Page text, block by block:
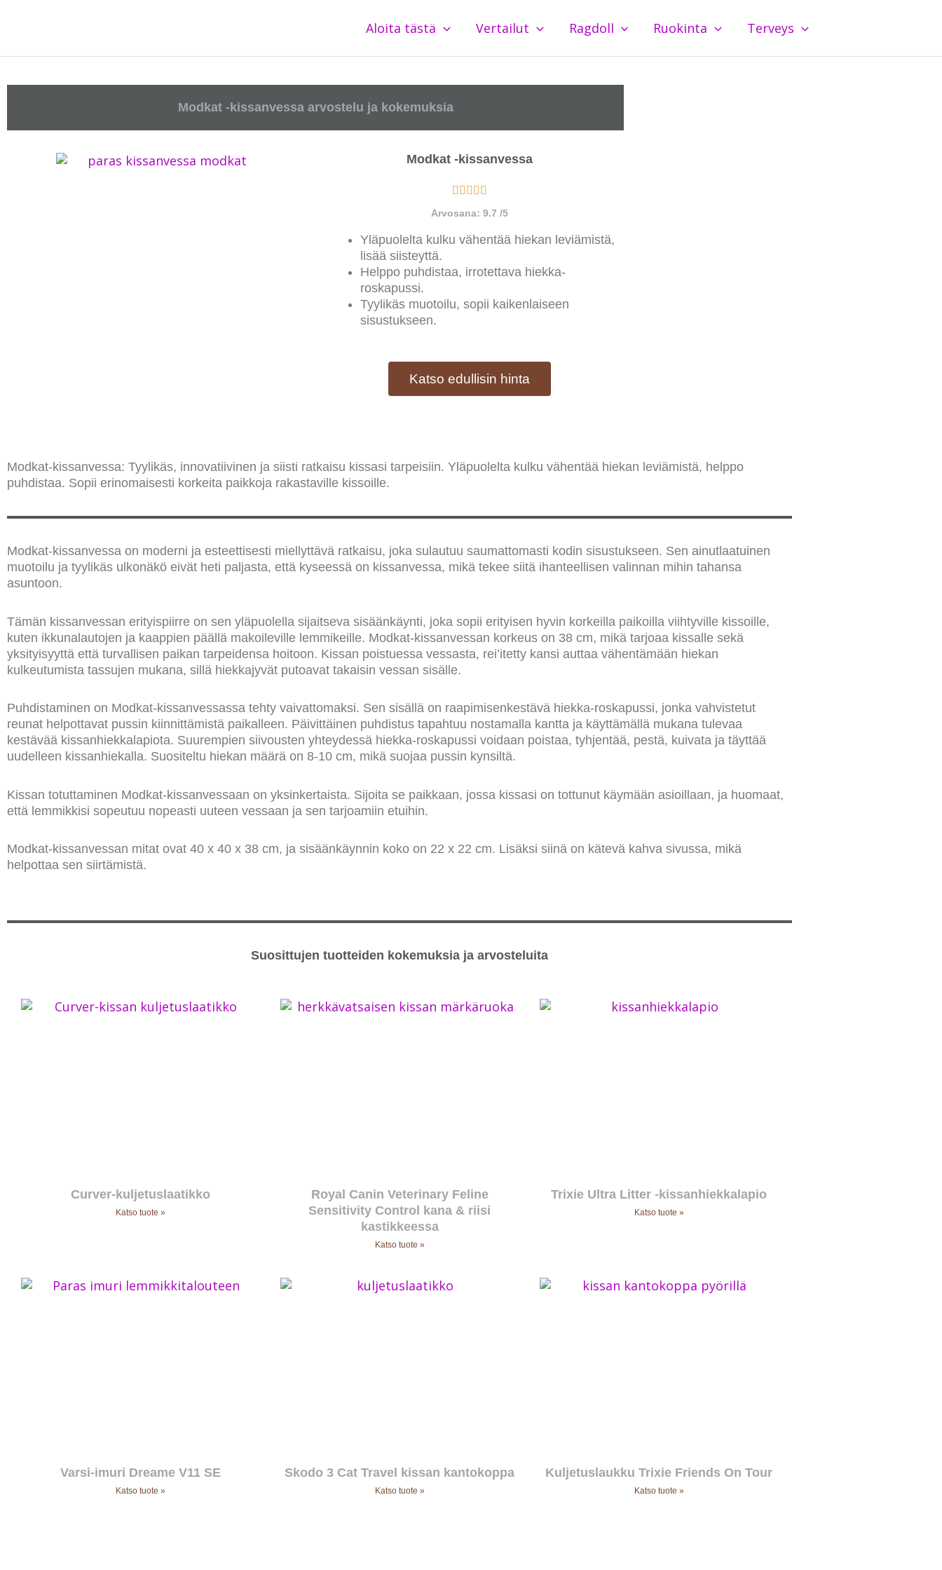
Aloita tästä Vertailut Ragdoll Ruokinta Terveys
Modkat -kissanvessa arvostelu ja kokemuksia
Modkat -kissanvessa
Arvosana: 9.7 /5
Yläpuolelta kulku vähentää hiekan leviämistä,
lisää siisteyttä.
Helppo puhdistaa, irrotettava hiekka-
roskapussi.
Tyylikäs muotoilu, sopii kaikenlaiseen
sisustukseen.
Katso edullisin hinta
Modkat-kissanvessa: Tyylikäs, innovatiivinen ja siisti ratkaisu kissasi tarpeisiin. Yläpuolelta kulku vähentää hiekan leviämistä, helppo
puhdistaa. Sopii erinomaisesti korkeita paikkoja rakastaville kissoille.
Modkat-kissanvessa on moderni ja esteettisesti miellyttävä ratkaisu, joka sulautuu saumattomasti kodin sisustukseen. Sen ainutlaatuinen
muotoilu ja tyylikäs ulkonäkö eivät heti paljasta, että kyseessä on kissanvessa, mikä tekee siitä ihanteellisen valinnan mihin tahansa
asuntoon.
Tämän kissanvessan erityispiirre on sen yläpuolella sijaitseva sisäänkäynti, joka sopii erityisen hyvin korkeilla paikoilla viihtyville kissoille,
kuten ikkunalautojen ja kaappien päällä makoileville lemmikeille. Modkat-kissanvessan korkeus on 38 cm, mikä tarjoaa kissalle sekä
yksityisyyttä että turvallisen paikan tarpeidensa hoitoon. Kissan poistuessa vessasta, rei’itetty kansi auttaa vähentämään hiekan
kulkeutumista tassujen mukana, sillä hiekkajyvät putoavat takaisin vessan sisälle.
Puhdistaminen on Modkat-kissanvessassa tehty vaivattomaksi. Sen sisällä on raapimisenkestävä hiekka-roskapussi, jonka vahvistetut
reunat helpottavat pussin kiinnittämistä paikalleen. Päivittäinen puhdistus tapahtuu nostamalla kantta ja käyttämällä mukana tulevaa
kestävää kissanhiekkalapiota. Suurempien siivousten yhteydessä hiekka-roskapussi voidaan poistaa, tyhjentää, pestä, kuivata ja täyttää
uudelleen kissanhiekalla. Suositeltu hiekan määrä on 8-10 cm, mikä suojaa pussin kynsiltä.
Kissan totuttaminen Modkat-kissanvessaan on yksinkertaista. Sijoita se paikkaan, jossa kissasi on tottunut käymään asioillaan, ja huomaat,
että lemmikkisi sopeutuu nopeasti uuteen vessaan ja sen tarjoamiin etuihin.
Modkat-kissanvessan mitat ovat 40 x 40 x 38 cm, ja sisäänkäynnin koko on 22 x 22 cm. Lisäksi siinä on kätevä kahva sivussa, mikä
helpottaa sen siirtämistä.
Suosittujen tuotteiden kokemuksia ja arvosteluita
Curver-kuljetuslaatikko
Katso tuote »
Royal Canin Veterinary Feline
Sensitivity Control kana & riisi
kastikkeessa
Katso tuote »
Trixie Ultra Litter -kissanhiekkalapio
Katso tuote »
Varsi-imuri Dreame V11 SE
Katso tuote »
Skodo 3 Cat Travel kissan kantokoppa
Katso tuote »
Kuljetuslaukku Trixie Friends On Tour
Katso tuote »